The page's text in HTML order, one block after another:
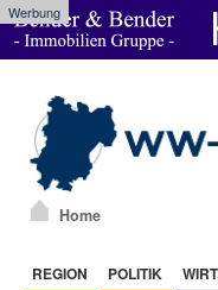
Werbung
Home
REGION POLITIK